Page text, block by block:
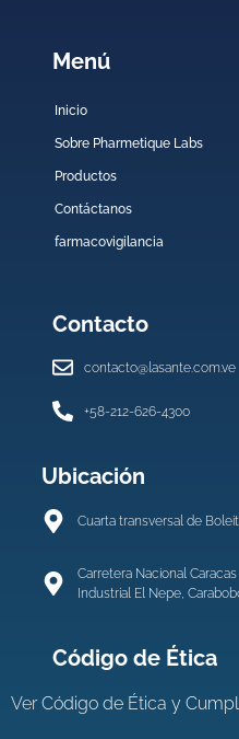
Menú
Inicio
Sobre Pharmetique Labs
Productos
Contáctanos
farmacovigilancia
Contacto
contacto@lasante.com.ve
+58-212-626-4300
Ubicación
Cuarta transversal de
Carretera Nacional
Industrial El Nepe,
Código de Ética
VerCódigo de Ética y